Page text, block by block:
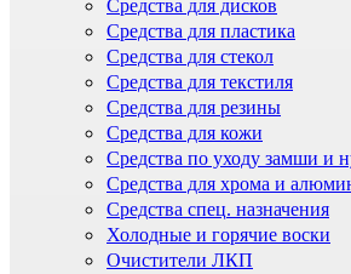
Средства для дисков
Средства для пластика
Средства для стекол
Средства для текстиля
Средства для резины
Средства для кожи
Средства по уходу замши и
Средства для хрома и
Средства спец. назначения
Холодные и горячие воски
Очистители ЛКП